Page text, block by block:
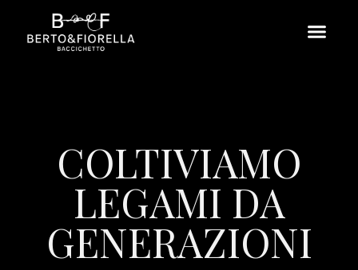
COLTIVIAMO
LEGAMI DA
GENERAZIONI